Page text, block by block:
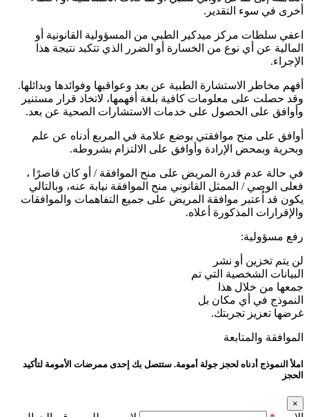
أخرى في سوء التقدير.
اعفي سلطات مركز ميدكير الطبي من المسؤولية القانونية أو
المالية عن أي نوع من الخسارة أو الضرر الذي تتكبد نتيجة هذا
الإجراء.
أفهم مخاطر الاستشارة الطبية عن بعد وعواقبها وفوائدها وبدائلها.
وقد حصلت على معلومات كافية بلغة أفهمها، لاتخاذ قرار مستنير
وأوافق على الحصول على خدمات الاستشارات الصحية عن بعد.
أوافق على منح موافقتي بوضع علامة في المربع أدناه عن علم
وبحرية وبمحض الإرادة وأوافق على الالتزام بشروطه.
في حالة عدم قدرة المريض على منح الموافقة / أو كان قاصرًا ،
فعلى الوصي / الممثل القانوني منح الموافقة نيابة عنه، وبالتالي
يكون قد اُعتبر موافقة المريض على جميع التفاهمات والموافقات
والإقرارات المذكورة أعلاه.
رفع مسؤولية:
لن يتم تخزين أو نشر
البيانات الشخصية التي تم
جمعها من خلال هذا
النموذج في أي مكان بل
غرضها تعزيز تجربتك.
الموافقة والمتابعة
املأ النموذج أدناه لحجز جولة أمومة. ستتصل بك إحدى ممرضات الأمومة لتأكيد
الحجز
×